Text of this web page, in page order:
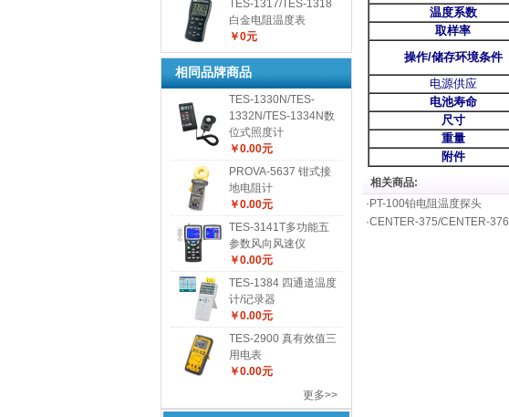
TES-1317/TES-1318
白金电阻温度表
￥0元
相同品牌商品
TES-1330N/TES-
1332N/TES-1334N数
位式照度计
￥0.00元
PROVA-5637 钳式接
地电阻计
￥0.00元
TES-3141T多功能五
参数风向风速仪
￥0.00元
TES-1384 四通道温度
计/记录器
￥0.00元
TES-2900 真有效值三
用电表
￥0.00元
更多>>
温度系数
取样率
操作/储存环境条件
电源供应
电池寿命
尺寸
重量
附件
相关商品:
· PT-100铂电阻温度探头
·CENTER-375/CENTER-376